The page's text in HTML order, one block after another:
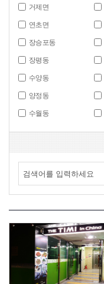
거제면
연초면
장승포동
장평동
수양동
양정동
수월동